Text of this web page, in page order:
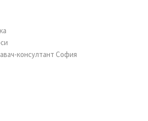
консултант София